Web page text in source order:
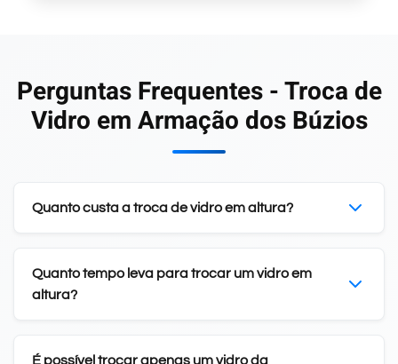
Perguntas Frequentes - Troca de
Vidro em Armação dos Búzios
Quanto custa a troca de vidro em altura?
Quanto tempo leva para trocar um vidro em
altura?
É possível trocar apenas um vidro da